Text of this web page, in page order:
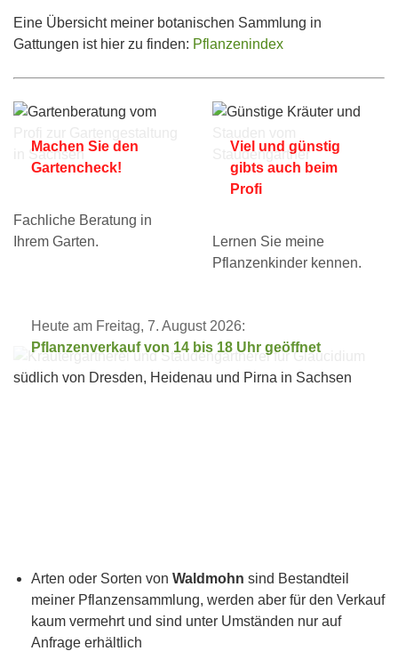
Eine Übersicht meiner botanischen Sammlung in
Gattungen ist hier zu finden: Pflanzenindex
Machen Sie den
Gartencheck!
Fachliche Beratung in
Ihrem Garten.
Viel und günstig
gibts auch beim
Profi
Lernen Sie meine
Pflanzenkinder kennen.
Heute am Freitag, 7. August 2026:
Pflanzenverkauf von 14 bis 18 Uhr geöffnet
Arten oder Sorten von Waldmohn sind Bestandteil
meiner Pflanzensammlung, werden aber für den Verkauf
kaum vermehrt und sind unter Umständen nur auf
Anfrage erhältlich